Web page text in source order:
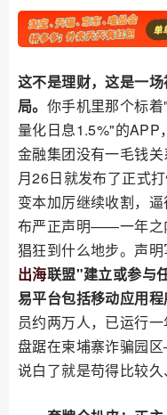
这不是理财，这是一
局。 你手机里那个标
量化日息1.5%"的APP
金融集团没有一毛钱
月26日就发布了正式
变本加厉继续收割，
布严正声明——一年之
猖狂到什么地步。声明
出海联盟"建立或参与
易平台包括移动应用
员约两万人，已运行
盘踞在柬埔寨诈骗园
说白了就是苟得比较久